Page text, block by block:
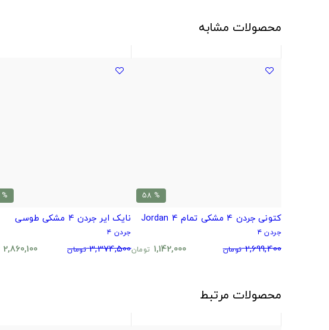
محصولات مشابه
% 58
کتونی جردن ۴ مشکی تمام Jordan 4
جردن ۴
2,699,400 تومان 1,142,000 تومان
% 15
نایک ایر جردن 4 مشکی طوسی
جردن ۴
3,374,500 تومان 2,860,100
محصولات مرتبط